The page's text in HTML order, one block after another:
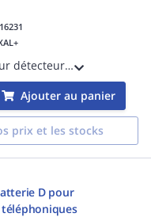
Batterie AA pour détecteur d'ouverture radio DO, clavier radio CLS8000 et CLE8000, et lecteur de badge LB2000
Ajouter au panier
prix et les stocks